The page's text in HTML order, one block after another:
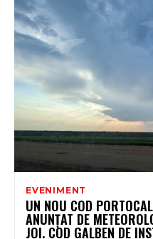
EVENIMENT
UN NOU COD
ANUNȚAT DE
JOI. COD GALBEN DE